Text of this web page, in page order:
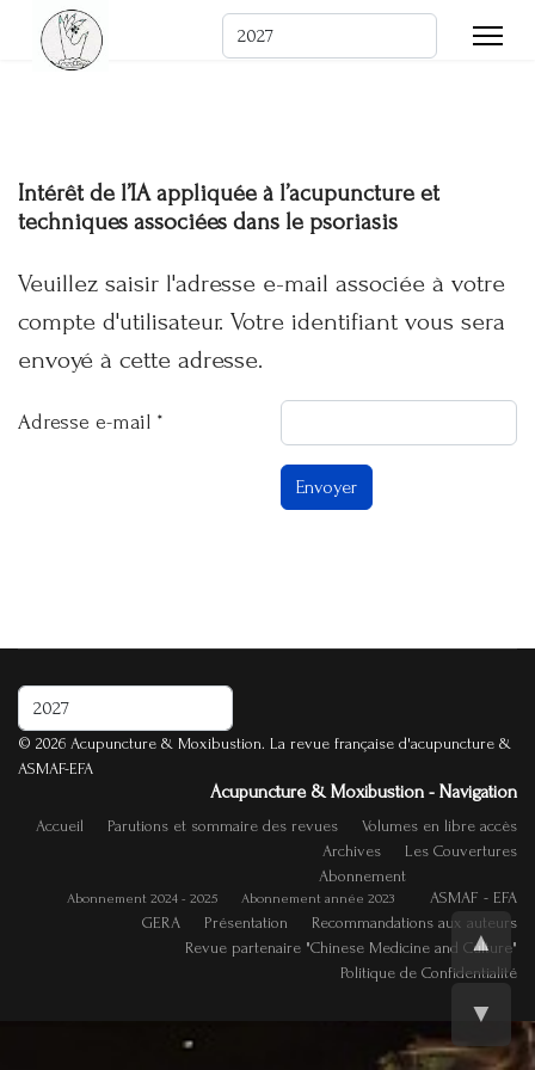
Rechercher
Intérêt de l’IA appliquée à l’acupuncture et
techniques associées dans le psoriasis
Veuillez saisir l'adresse e-mail associée à votre
compte d'utilisateur. Votre identifiant vous sera
envoyé à cette adresse.
Adresse e-mail *
Envoyer
Rechercher
© 2026 Acupuncture & Moxibustion. La revue française d'acupuncture &
ASMAF-EFA
Acupuncture & Moxibustion - Navigation
Accueil Parutions et sommaire des revues
Volumes en libre accès
Archives
Les Couvertures
Abonnement
Abonnement 2024 - 2025 Abonnement année 2023
ASMAF - EFA
GERA
Présentation
Recommandations aux auteurs
Revue partenaire "Chinese Medicine and Culture"
Politique de Confidentialité
▲
▼